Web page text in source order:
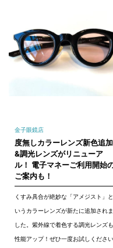
金子眼鏡店
度無しカラーレンズ新色追加
&調光レンズがリニューア
ル！ 電子マネーご利用開始
ご案内も！
くすみ具合が絶妙な「アメジスト」と
いうカラーレンズが新たに追加されま
した。紫外線で着色する調光レンズも
性能アップ！ぜひ一度お試しください